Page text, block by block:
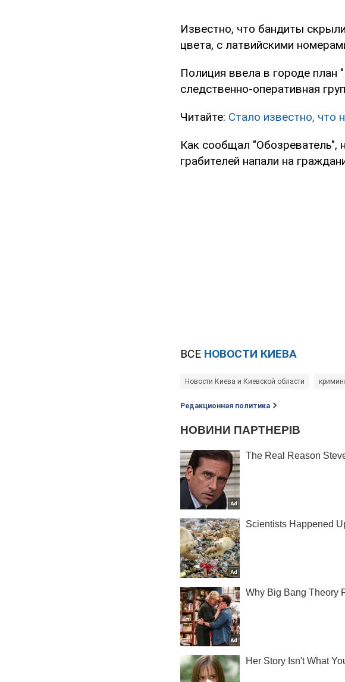
Известно, что бандиты
цвета, с латвийскими
Полиция ввела в городе план
следственно-оперативная
Читайте: Стало известно, что
Как сообщал "Обозреватель",
грабителей напали на
ВСЕ НОВОСТИ КИЕВА
Новости Киева и Киевской области
Редакционная политика